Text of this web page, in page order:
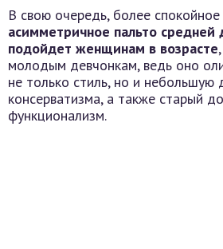
В свою очередь, более
асимметричное пальто
подойдет женщинам в возрасте
молодым девчонкам, ведь оно
не только стиль, но и небольшую
консерватизма, а также старый
функционализм.